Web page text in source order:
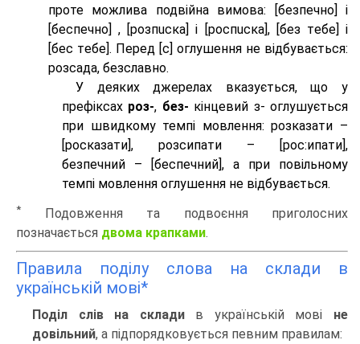
проте можлива подвійна вимова: [безпeчно] і
[беспeчно] , [розпuска] і [роспuска], [без тeбе] і
[бес тeбе]. Перед [с] оглушення не відбувається:
розсада, безславно.
У деяких джерелах вказується, що у
префіксах роз-, без- кінцевий з- оглушується
при швидкому темпі мовлення: розказати –
[росказати], розсипати – [роc:ипати],
безпечний – [беспечний], а при повільному
темпі мовлення оглушення не відбувається.
*
Подовження та подвоєння приголосних
позначається двома крапками.
Правила поділу слова на склади в
українській мові*
Поділ слів на складив українській мові не
довільний, а підпорядковується певним правилам: